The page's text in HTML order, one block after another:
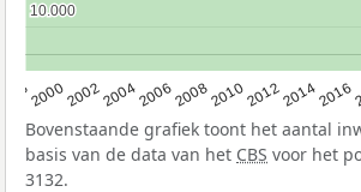
200020022004200620082010201220142016
10.000
10.000
Bovenstaande grafiek toont het aantal
basis van de data van het CBS voor het
3132.